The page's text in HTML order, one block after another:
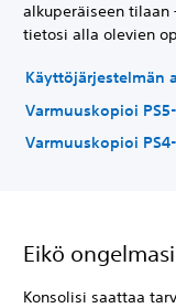
alkuperäiseen tilaan
tietosi alla olevien
Käyttöjärjestelmän
Varmuuskopioi
Varmuuskopioi
Eikö
Konsolisi saattaa